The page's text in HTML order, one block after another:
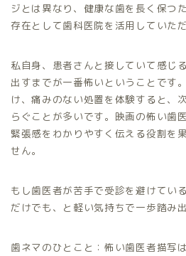
ジとは異なり、健康な歯を長く保つ
存在として歯科医院を活用していた
私自身、患者さんと接していて感じ
出すまでが一番怖いということです
け、痛みのない処置を体験すると、
らぐことが多いです。映画の怖い歯
緊張感をわかりやすく伝える役割を
せん。
もし歯医者が苦手で受診を避けてい
だけでも、と軽い気持ちで一歩踏み
歯ネマのひとこと：怖い歯医者描写